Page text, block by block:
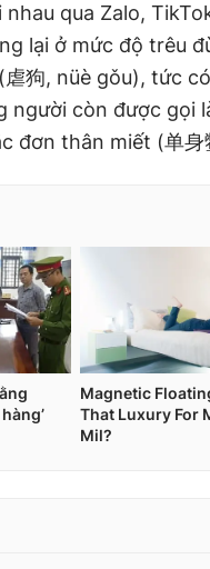
qua Zalo,
lại ở mức độ trêu
狗, nüè gǒu), tức
người còn được gọi
đơn thân miết (单